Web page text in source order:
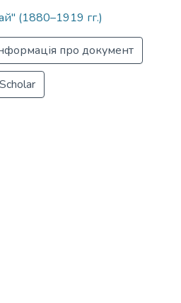
(1880–1919 гг.)
про документ